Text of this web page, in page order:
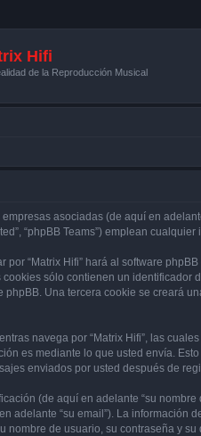
Hifi
de la Reproducción Musical
asociadas (de aquí en
“phpBB Teams”) emplean
“Matrix Hifi” hará al software
sólo contienen un
Una tercera cookie se creará
navega por “Matrix Hifi”, las
es mediante lo que usted envía.
enviados por usted después de
(de aquí en adelante “su
adelante “su email”). La
de usuario, su contraseña y